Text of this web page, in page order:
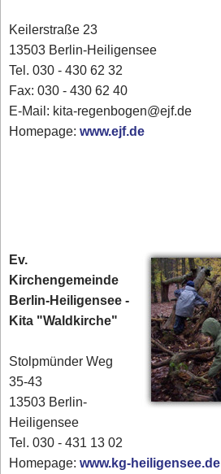
Keilerstraße 23
13503 Berlin-Heiligensee
Tel. 030 - 430 62 32
Fax: 030 - 430 62 40
E-Mail: kita-regenbogen@ejf.de
Homepage:www.ejf.de
Ev.
Kirchengemeinde
Berlin-Heiligensee -
Kita "Waldkirche"
Stolpmünder Weg
35-43
13503 Berlin-
Heiligensee
Tel. 030 - 431 13 02‎
Homepage:www.kg-heiligensee.de